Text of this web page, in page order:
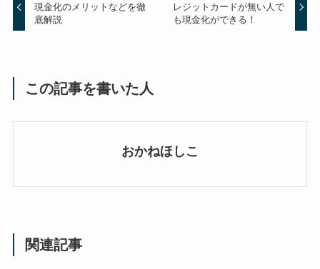
現金化のメリットなどを徹
底解説
レジットカードが無い人で
も現金化ができる！
この記事を書いた人
おかねほしこ
関連記事